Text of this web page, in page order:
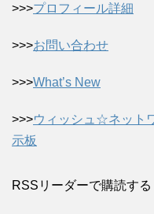
>>>プロフィール詳細
>>>お問い合わせ
>>>What’s New
>>>ウィッシュ☆ネット
示板
RSSリーダーで購読する